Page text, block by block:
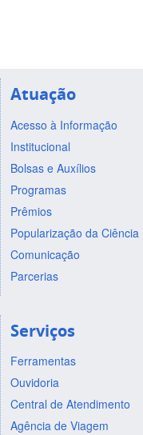
Atuação
Acesso à Informação
Institucional
Bolsas e Auxílios
Programas
Prêmios
Popularização da Ciência
Comunicação
Parcerias
Serviços
Ferramentas
Ouvidoria
Central de Atendimento
Agência de Viagem